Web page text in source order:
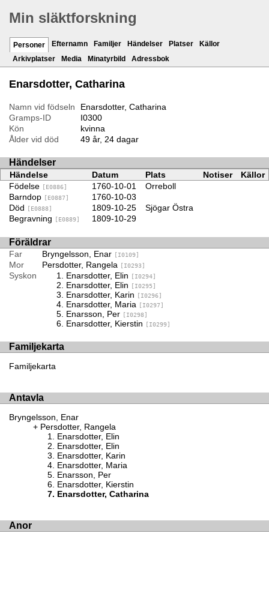
Min släktforskning
Personer Efternamn Familjer Händelser Platser
Källor
Arkivplatser
Media Minatyrbild Adressbok
Enarsdotter, Catharina
Namn vid födseln
Enarsdotter, Catharina
Gramps-ID
I0300
Kön
kvinna
Ålder vid död
49 år, 24 dagar
Händelser
Händelse Datum Plats Notiser
Källor
Födelse
[E0886] 1760-10-01
Orreboll
Barndop
[E0887]
1760-10-03
Död
[E0888] 1809-10-25
Sjögar Östra
Begravning
[E0889] 1809-10-29
Föräldrar
Far Bryngelsson, Enar [I0109]
Mor Persdotter, Rangela [I0293]
Syskon Enarsdotter, Elin [I0294]
Enarsdotter, Elin [I0295]
Enarsdotter, Karin [I0296]
Enarsdotter, Maria [I0297]
Enarsson, Per [I0298]
Enarsdotter, Kierstin [I0299]
Familjekarta
Familjekarta
Antavla
Bryngelsson, Enar
Persdotter, Rangela
Enarsdotter, Elin
Enarsdotter, Elin
Enarsdotter, Karin
Enarsdotter, Maria
Enarsson, Per
Enarsdotter, Kierstin
Enarsdotter, Catharina
Anor